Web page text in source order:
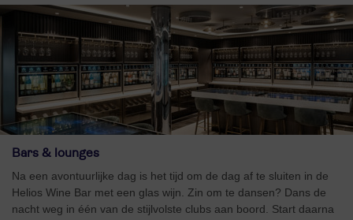
Bars & lounges
Na een avontuurlijke dag is het tijd om de dag af te sluiten in de
Helios Wine Bar met een glas wijn. Zin om te dansen? Dans de
nacht weg in één van de stijlvolste clubs aan boord. Start daarna